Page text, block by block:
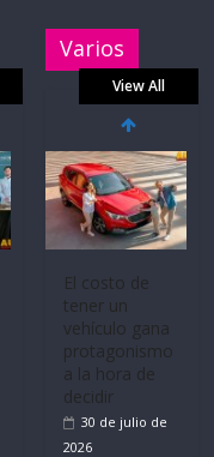
Varios
View All
El costo de
tener un
vehículo gana
protagonismo
a la hora de
decidir
30 de julio de
2026